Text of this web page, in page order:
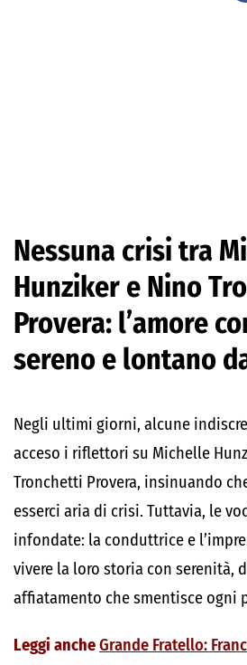
Nessuna crisi tra
Hunziker e Nino
Provera: l’amore
sereno e lontano
Negli ultimi giorni, alcune
acceso i riflettori su Michelle
Tronchetti Provera, insinuando
esserci aria di crisi. Tuttavia, le
infondate: la conduttrice e
vivere la loro storia con serenità,
affiatamento che smentisce ogni
Leggi ancheGrande Fratello: